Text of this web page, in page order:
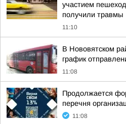
участием
получили травмы
11:10
В Нововятском
график
11:08
Продолжается
перечня
11:08